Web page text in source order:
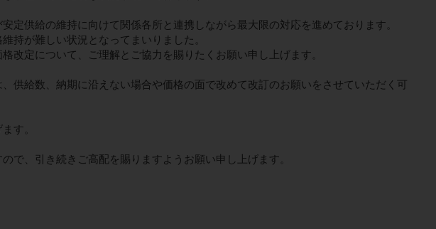
定供給の維持に向けて関係各所と連携しながら最大限の対応を進めております。
持が難しい状況となってまいりました。
改定について、ご理解とご協力を賜りたくお願い申し上げます。
供給数、納期に沿えない場合や価格の面で改めて改訂のお願いをさせていただく可
す。
で、引き続きご高配を賜りますようお願い申し上げます。